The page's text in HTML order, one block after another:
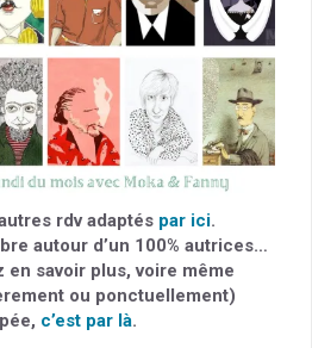
rdv adaptés par ici.
autour d’un 100% autrices…
en savoir plus, voire même
ou ponctuellement)
c’est par là.